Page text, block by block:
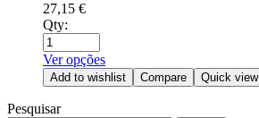
27,15 €
Qty:
Ver opções
Add to wishlist Compare Quick view
Pesquisar